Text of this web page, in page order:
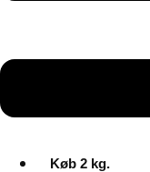
Køb 2 kg.